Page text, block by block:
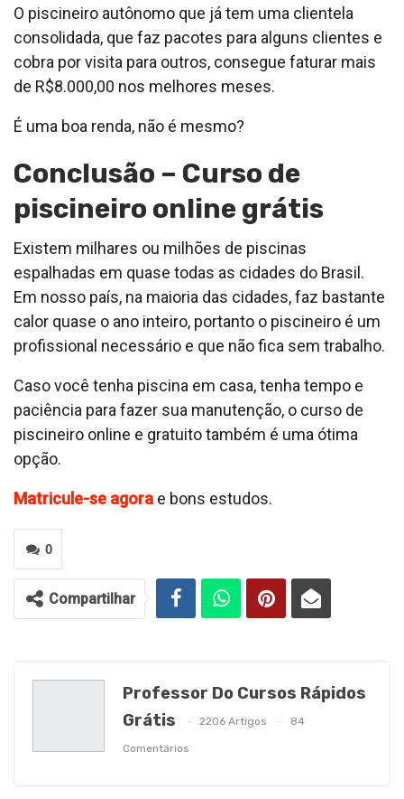
O piscineiro autônomo que já tem uma clientela
consolidada, que faz pacotes para alguns clientes e
cobra por visita para outros, consegue faturar mais
de R$8.000,00 nos melhores meses.
É uma boa renda, não é mesmo?
Conclusão – Curso de
piscineiro online grátis
Existem milhares ou milhões de piscinas
espalhadas em quase todas as cidades do Brasil.
Em nosso país, na maioria das cidades, faz bastante
calor quase o ano inteiro, portanto o piscineiro é um
profissional necessário e que não fica sem trabalho.
Caso você tenha piscina em casa, tenha tempo e
paciência para fazer sua manutenção, o curso de
piscineiro online e gratuito também é uma ótima
opção.
Matricule-se agora e bons estudos.
0
Compartilhar
Professor Do Cursos Rápidos
Grátis
2206 Artigos 84
Comentários